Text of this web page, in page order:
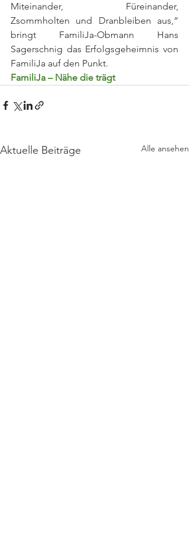
Miteinander, Füreinander,
Zsommholten und Dranbleiben aus,“
bringt FamiliJa-Obmann Hans
Sagerschnig das Erfolgsgeheimnis von
FamiliJa auf den Punkt.
FamiliJa – Nähe die trägt
Aktuelle Beiträge Alle ansehen